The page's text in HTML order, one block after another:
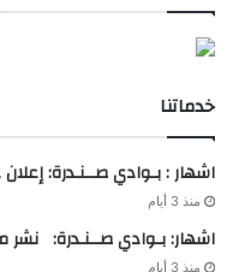
خدماتنا
اشهار : بـوادي صــنـدرة:
منذ 3 أيام
اشهار: بـوادي صــنـدرة:
منذ 3 أيام